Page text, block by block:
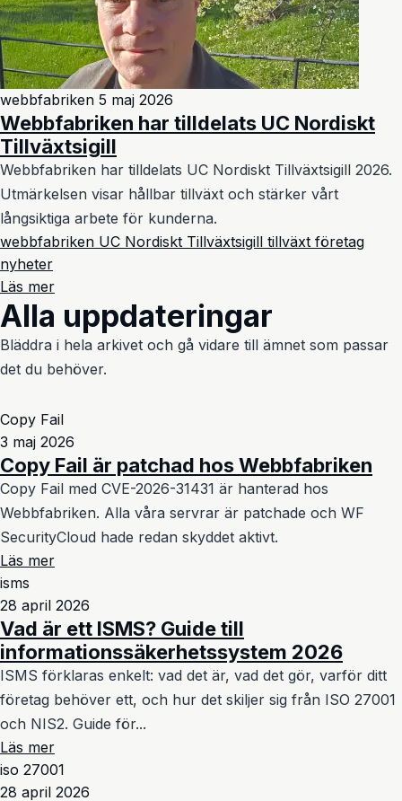
webbfabriken 5 maj 2026
Webbfabriken har tilldelats UC Nordiskt
Tillväxtsigill
Webbfabriken har tilldelats UC Nordiskt Tillväxtsigill 2026.
Utmärkelsen visar hållbar tillväxt och stärker vårt
långsiktiga arbete för kunderna.
webbfabriken UC Nordiskt Tillväxtsigill tillväxt företag
nyheter
Läs mer
Alla uppdateringar
Bläddra i hela arkivet och gå vidare till ämnet som passar
det du behöver.
Copy Fail
3 maj 2026
Copy Fail är patchad hos Webbfabriken
Copy Fail med CVE-2026-31431 är hanterad hos
Webbfabriken. Alla våra servrar är patchade och WF
SecurityCloud hade redan skyddet aktivt.
Läs mer
isms
28 april 2026
Vad är ett ISMS? Guide till
informationssäkerhetssystem 2026
ISMS förklaras enkelt: vad det är, vad det gör, varför ditt
företag behöver ett, och hur det skiljer sig från ISO 27001
och NIS2. Guide för...
Läs mer
iso 27001
28 april 2026